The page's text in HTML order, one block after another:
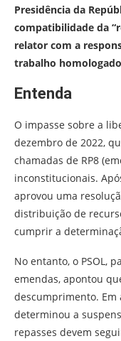
Presidência da
compatibilidade da
relator com a
trabalho
Entenda
O impasse sobre a
dezembro de 2022,
chamadas de RP8
inconstitucionais.
aprovou uma
distribuição de
cumprir a
No entanto, o PSOL,
emendas, apontou
descumprimento. Em
determinou a
repasses devem